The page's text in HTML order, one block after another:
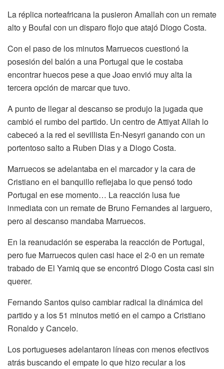
La réplica norteafricana la pusieron Amallah con un remate
alto y Boufal con un disparo flojo que atajó Diogo Costa.
Con el paso de los minutos Marruecos cuestionó la
posesión del balón a una Portugal que le costaba
encontrar huecos pese a que Joao envió muy alta la
tercera opción de marcar que tuvo.
A punto de llegar al descanso se produjo la jugada que
cambió el rumbo del partido. Un centro de Attiyat Allah lo
cabeceó a la red el sevillista En-Nesyri ganando con un
portentoso salto a Ruben Dias y a Diogo Costa.
Marruecos se adelantaba en el marcador y la cara de
Cristiano en el banquillo reflejaba lo que pensó todo
Portugal en ese momento… La reacción lusa fue
inmediata con un remate de Bruno Fernandes al larguero,
pero al descanso mandaba Marruecos.
En la reanudación se esperaba la reacción de Portugal,
pero fue Marruecos quien casi hace el 2-0 en un remate
trabado de El Yamiq que se encontró Diogo Costa casi sin
querer.
Fernando Santos quiso cambiar radical la dinámica del
partido y a los 51 minutos metió en el campo a Cristiano
Ronaldo y Cancelo.
Los portugueses adelantaron líneas con menos efectivos
atrás buscando el empate lo que hizo recular a los